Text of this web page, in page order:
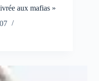
aux mafias »